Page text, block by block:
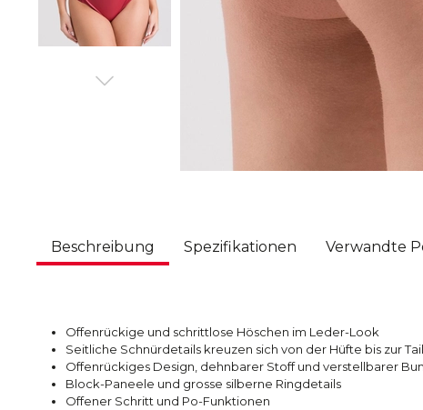
Beschreibung Spezifikationen Verwandte
Offenrückige und schrittlose Höschen im Leder-Look
Seitliche Schnürdetails kreuzen sich von der Hüfte bis zur
Offenrückiges Design, dehnbarer Stoff und verstellbarer
Block-Paneele und grosse silberne Ringdetails
Offener Schritt und Po-Funktionen